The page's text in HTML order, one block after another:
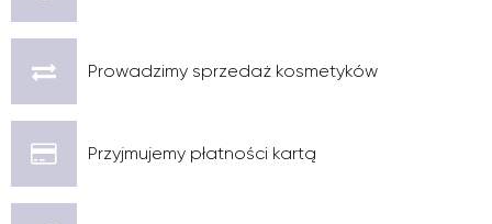
Prowadzimy sprzedaż kosmetyków
Przyjmujemy płatności kartą